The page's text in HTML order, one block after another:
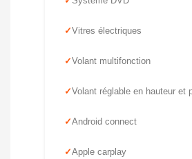
Vitres électriques
Volant multifonction
Volant réglable en hauteur et
Android connect
Apple carplay